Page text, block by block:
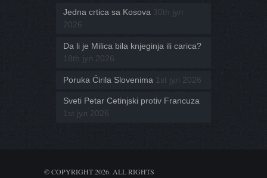
Jedna crtica sa Kosova 30th јул
2026
Da li je Milica bila knjeginja ili carica?
18th јул 2026
Poruka Ćirila Slovenima 1st јул 2026
Sveti Petar Cetinjski protiv Francuza
1st јул 2026
© COPYRIGHT 2026. ALL RIGHTS